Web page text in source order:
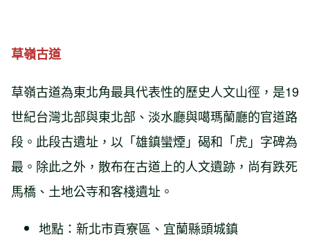
草嶺古道
草嶺古道為東北角最具代表性的歷史人文山徑，是19
世紀台灣北部與東北部、淡水廳與噶瑪蘭廳的官道路
段。此段古遺址，以「雄鎮蠻煙」碣和「虎」字碑為
最。除此之外，散布在古道上的人文遺跡，尚有跌死
馬橋、土地公寺和客棧遺址。
地點：新北市貢寮區、宜蘭縣頭城鎮